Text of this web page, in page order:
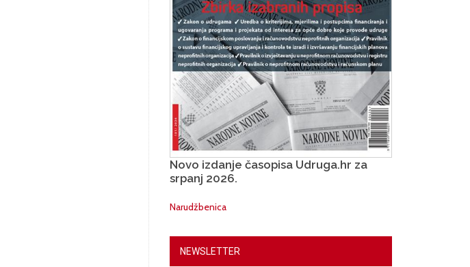
Novo izdanje časopisa Udruga.hr za
srpanj 2026.
Narudžbenica
NEWSLETTER